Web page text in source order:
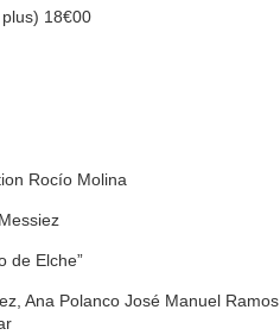
18€00
Rocío Molina
de Elche”
Ana Polanco José Manuel Ramos